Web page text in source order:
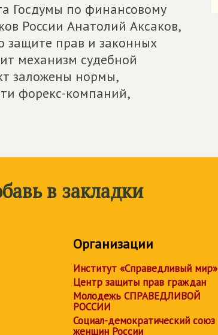
Госдумы по финансовому
России Анатолий Аксаков,
защите прав и законных
механизм судебной
заложены нормы,
форекс-компаний,
в закладки
Организации
Институт «Справедливый мир»
Центр защиты прав граждан
Молодежь СПРАВЕДЛИВОЙ
РОССИИ
Социал-демократический союз
женщин России